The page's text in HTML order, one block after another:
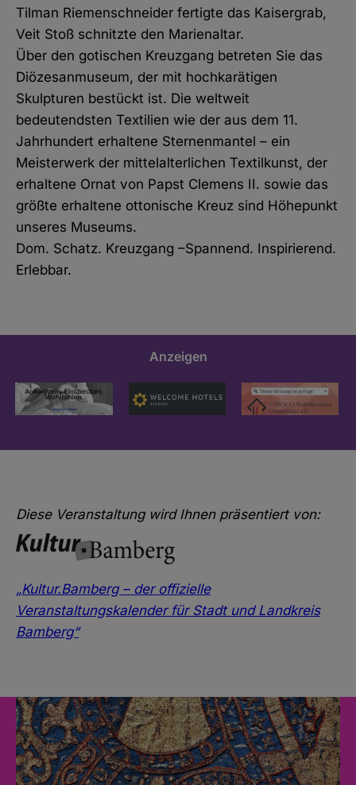
Tilman Riemenschneider fertigte das Kaisergrab,
Veit Stoß schnitzte den Marienaltar.
Über den gotischen Kreuzgang betreten Sie das
Diözesanmuseum, der mit hochkarätigen
Skulpturen bestückt ist. Die weltweit
bedeutendsten Textilien wie der aus dem 11.
Jahrhundert erhaltene Sternenmantel – ein
Meisterwerk der mittelalterlichen Textilkunst, der
erhaltene Ornat von Papst Clemens II. sowie das
größte erhaltene ottonische Kreuz sind Höhepunkt
unseres Museums.
Dom. Schatz. Kreuzgang –Spannend. Inspirierend.
Erlebbar.
Anzeigen
Diese Veranstaltung wird Ihnen präsentiert von:
„Kultur.Bamberg – der offizielle
Veranstaltungskalender für Stadt und Landkreis
Bamberg“